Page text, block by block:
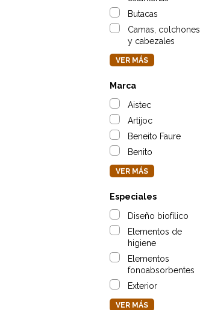
Butacas
Camas, colchones
y cabezales
VER MÁS
Marca
Aistec
Artijoc
Beneito Faure
Benito
VER MÁS
Especiales
Diseño biofílico
Elementos de
higiene
Elementos
fonoabsorbentes
Exterior
VER MÁS